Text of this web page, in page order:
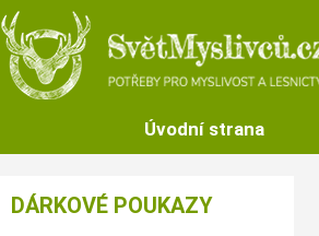
Úvodní strana
DÁRKOVÉ POUKAZY